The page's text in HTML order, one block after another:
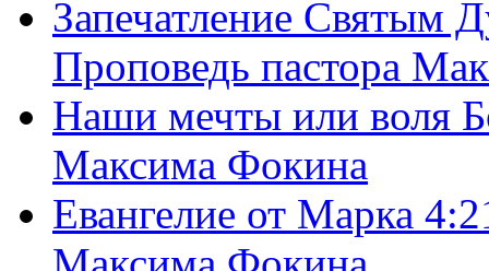
Запечатление Святым
Проповедь пастора
Наши мечты или воля
Максима Фокина
Евангелие от Марка